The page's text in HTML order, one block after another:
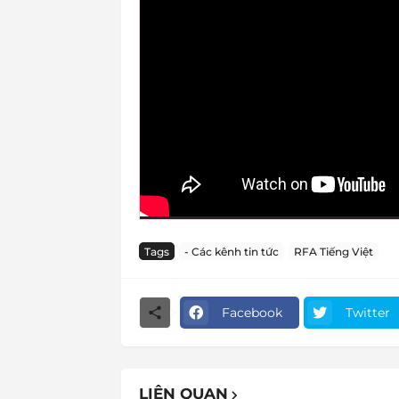
Tags - Các kênh tin tức RFA Tiếng Việt
Facebook Twitter
LIÊN QUAN